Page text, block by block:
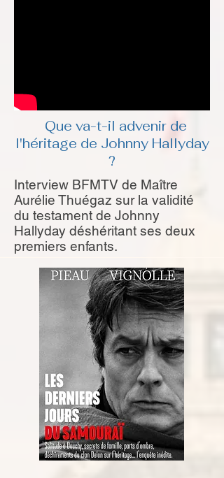
Que va-t-il advenir de
l'héritage de Johnny Hallyday
?
Interview BFMTV de Maître
Aurélie Thuégaz sur la validité
du testament de Johnny
Hallyday déshéritant ses deux
premiers enfants.